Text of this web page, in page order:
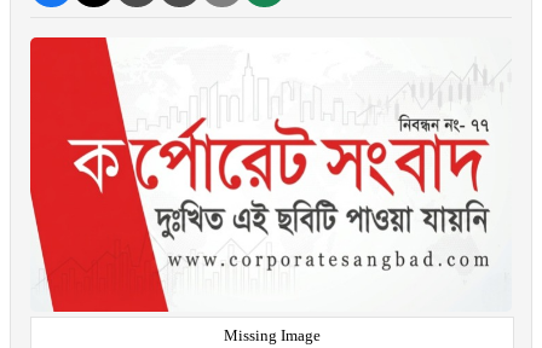
Missing Image